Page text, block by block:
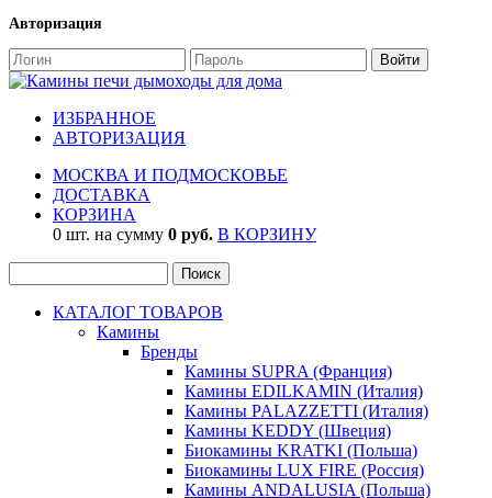
Авторизация
ИЗБРАННОЕ
АВТОРИЗАЦИЯ
МОСКВА И ПОДМОСКОВЬЕ
ДОСТАВКА
КОРЗИНА
0 шт. на сумму 0 руб. В КОРЗИНУ
КАТАЛОГ ТОВАРОВ
Камины
Бренды
Камины SUPRA (Франция)
Камины EDILKAMIN (Италия)
Камины PALAZZETTI (Италия)
Камины KEDDY (Швеция)
Биокамины KRATKI (Польша)
Биокамины LUX FIRE (Россия)
Камины ANDALUSIA (Польша)